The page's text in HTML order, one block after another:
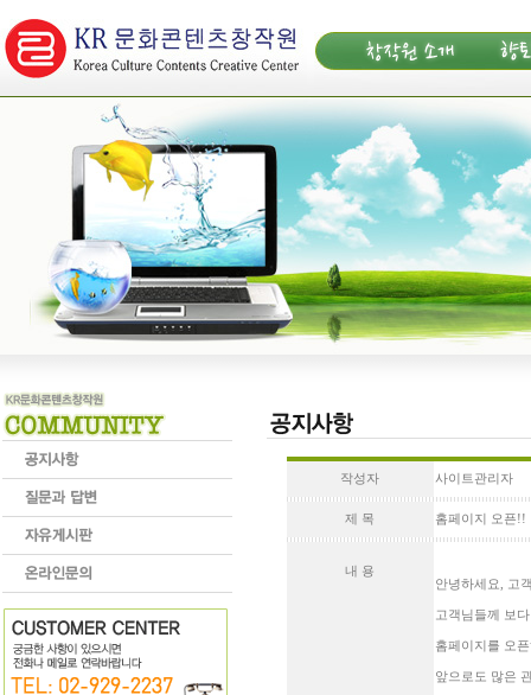
작성자 사이트관리자
제 목 홈페이지 오픈!!
내 용
안녕하세요, 고
고객님들께 보
홈페이지를 오
앞으로도 많은